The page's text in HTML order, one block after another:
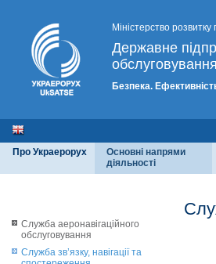
Міністерство
Державне
Безпека.
Про Украерорух
Основні напрями
діяльності
Служба аеронавігаційного
обслуговування
Служба зв’язку, навігації та